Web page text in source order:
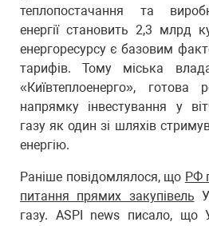
теплопостачання та
енергії становить 2,3 млрд
енергоресурсу є базовим
тарифів. Тому міська
«Київтеплоенерго»,
напрямку інвестування у
газу як один зі шляхів
енергію.
Раніше повідомлялося, що РФ
питання прямих закупівель
газу. ASPI news писало, що